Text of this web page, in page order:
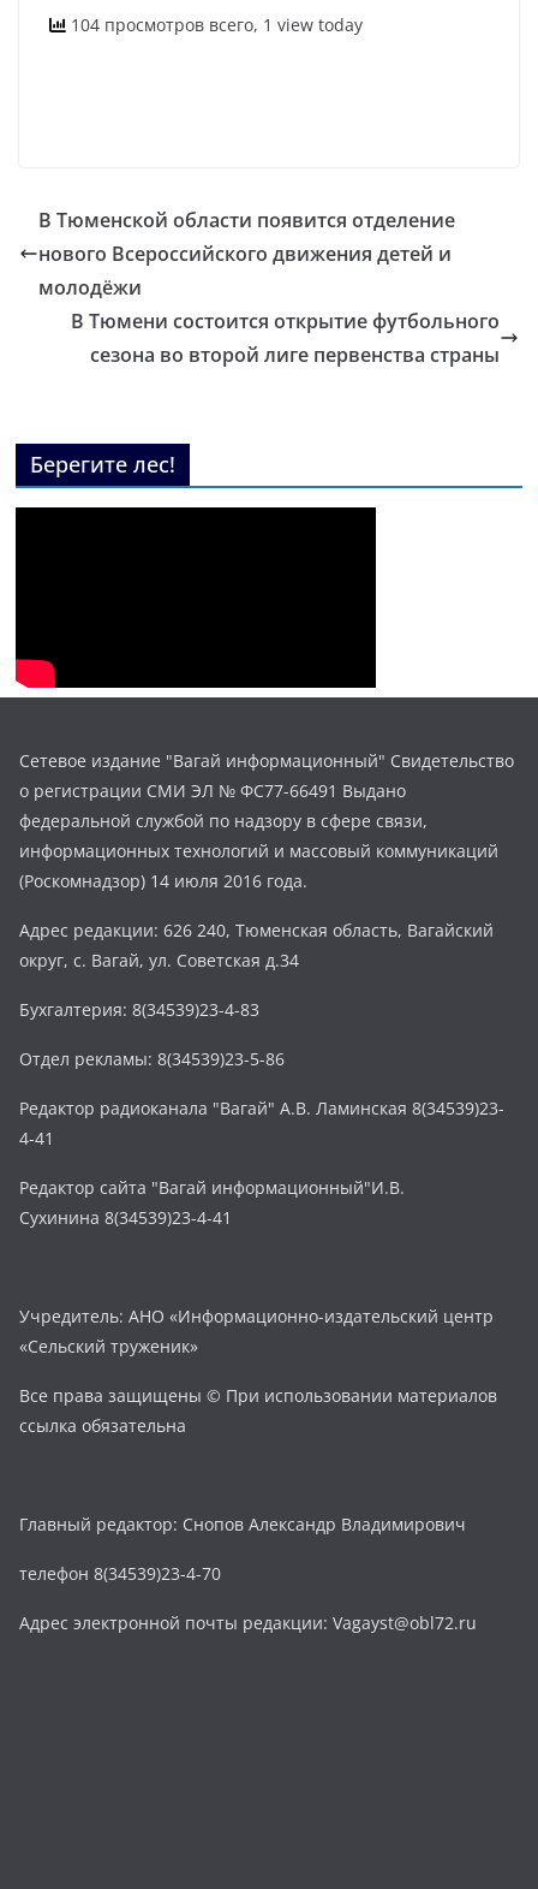
104 просмотров всего, 1 view today
В Тюменской области появится отделение
нового Всероссийского движения детей и
молодёжи
В Тюмени состоится открытие футбольного
сезона во второй лиге первенства страны
Берегите лес!
Сетевое издание "Вагай информационный" Свидетельство
о регистрации СМИ ЭЛ № ФС77-66491 Выдано
федеральной службой по надзору в сфере связи,
информационных технологий и массовый коммуникаций
(Роскомнадзор) 14 июля 2016 года.
Адрес редакции: 626 240, Тюменская область, Вагайский
округ, с. Вагай, ул. Советская д.34
Бухгалтерия: 8(34539)23-4-83
Отдел рекламы: 8(34539)23-5-86
Редактор радиоканала "Вагай" А.В. Ламинская 8(34539)23-
4-41
Редактор сайта "Вагай информационный"И.В.
Сухинина 8(34539)23-4-41
Учредитель: АНО «Информационно-издательский центр
«Сельский труженик»
Все права защищены © При использовании материалов
ссылка обязательна
Главный редактор: Снопов Александр Владимирович
телефон 8(34539)23-4-70
Адрес электронной почты редакции: Vagayst@obl72.ru